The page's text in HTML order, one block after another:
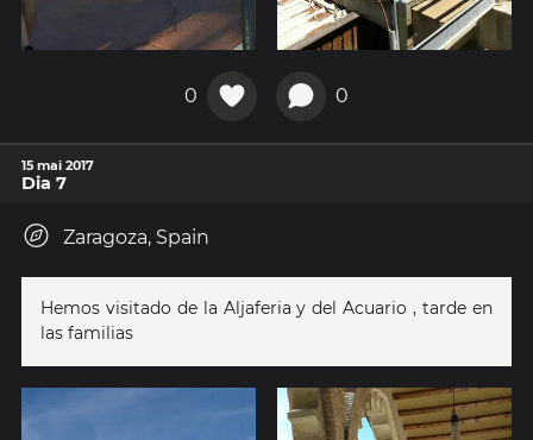
0 0
15 mai 2017
Dia 7
Zaragoza, Spain
Hemos visitado de la Aljaferia y del Acuario , tarde en
las familias